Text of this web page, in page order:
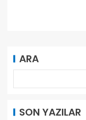
ARA
SON YAZILAR